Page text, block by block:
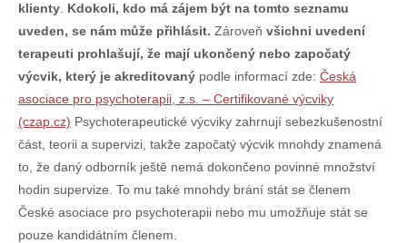
klienty. Kdokoli, kdo má zájem být na tomto seznamu
uveden, se nám může přihlásit. Zároveň všichni uvedení
terapeuti prohlašují, že mají ukončený nebo započatý
výcvik, který je akreditovaný podle informací zde: Česká
asociace pro psychoterapii, z.s. – Certifikované výcviky
(czap.cz) Psychoterapeutické výcviky zahrnují sebezkušenostní
část, teorii a supervizi, takže započatý výcvik mnohdy znamená
to, že daný odborník ještě nemá dokončeno povinné množství
hodin supervize. To mu také mnohdy brání stát se členem
České asociace pro psychoterapii nebo mu umožňuje stát se
pouze kandidátním členem.